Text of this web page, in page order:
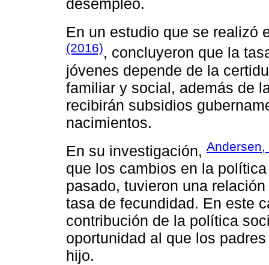
desempleo.
En un estudio que se realizó
(2016), concluyeron que la
jóvenes depende de la
familiar y social, además de
recibirán subsidios
nacimientos.
En su investigación,
que los cambios en la
pasado, tuvieron una
tasa de fecundidad. En este
contribución de la política
oportunidad al que los
hijo.